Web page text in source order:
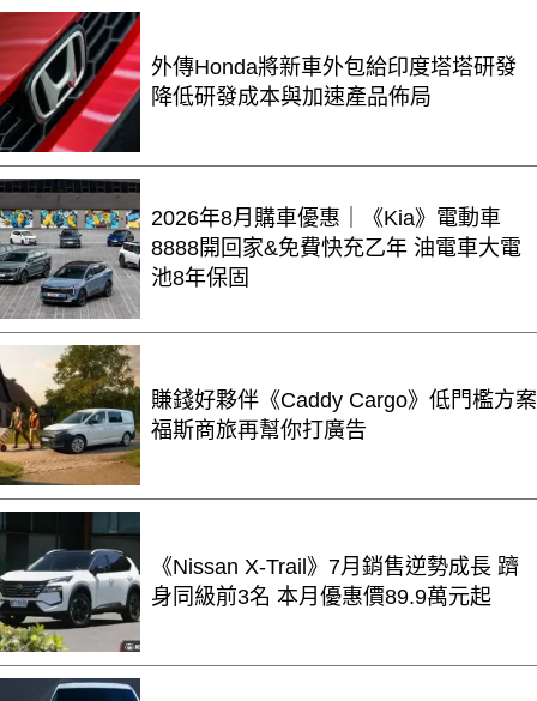
外傳Honda將新車外包給印度塔塔研發
降低研發成本與加速產品佈局
2026年8月購車優惠｜《Kia》電動車
8888開回家&免費快充乙年 油電車大電
池8年保固
賺錢好夥伴《Caddy Cargo》低門檻方案
福斯商旅再幫你打廣告
《Nissan X-Trail》7月銷售逆勢成長 躋
身同級前3名 本月優惠價89.9萬元起